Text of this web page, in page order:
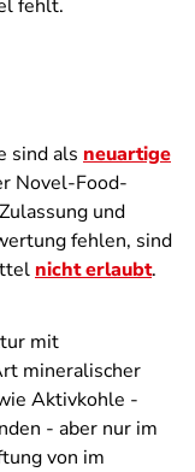
fehlt.
sind als neuartige
Novel-Food-
und
fehlen, sind
nicht erlaubt.
mit
mineralischer
Aktivkohle -
- aber nur im
von im